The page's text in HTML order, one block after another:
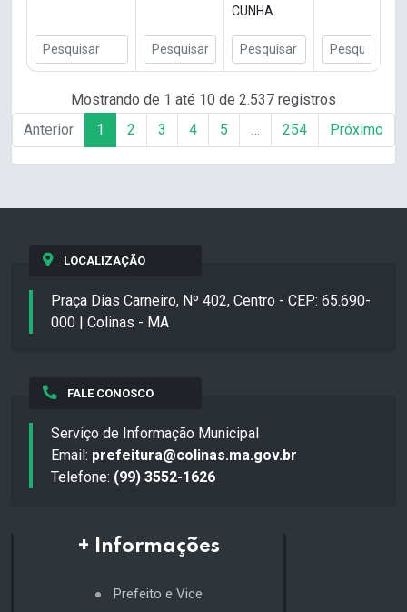
CUNHA
Mostrando de 1 até 10 de 2.537 registros
Anterior
1 2 3 4 5 … 254 Próximo
LOCALIZAÇÃO
Praça Dias Carneiro, Nº 402, Centro - CEP: 65.690-
000 | Colinas - MA
FALE CONOSCO
Serviço de Informação Municipal
Email: prefeitura@colinas.ma.gov.br
Telefone: (99) 3552-1626
+ Informações
Prefeito e Vice